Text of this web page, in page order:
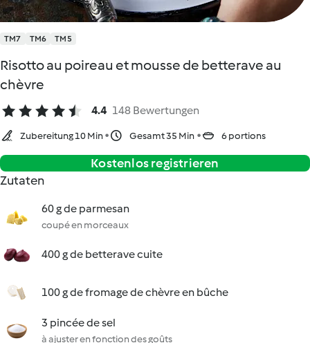
TM7 TM6 TM5
Risotto au poireau et mousse de betterave au
chèvre
4.4 148 Bewertungen
Zubereitung 10 Min Gesamt 35 Min 6 portions
Kostenlos registrieren
Zutaten
60 g de parmesan
coupé en morceaux
400 g de betterave cuite
100 g de fromage de chèvre en bûche
3 pincée de sel
à ajuster en fonction des goûts